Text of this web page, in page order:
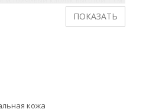
комфортными, а лаконичный
сочетать данную модель с
Материал верха –
кожа